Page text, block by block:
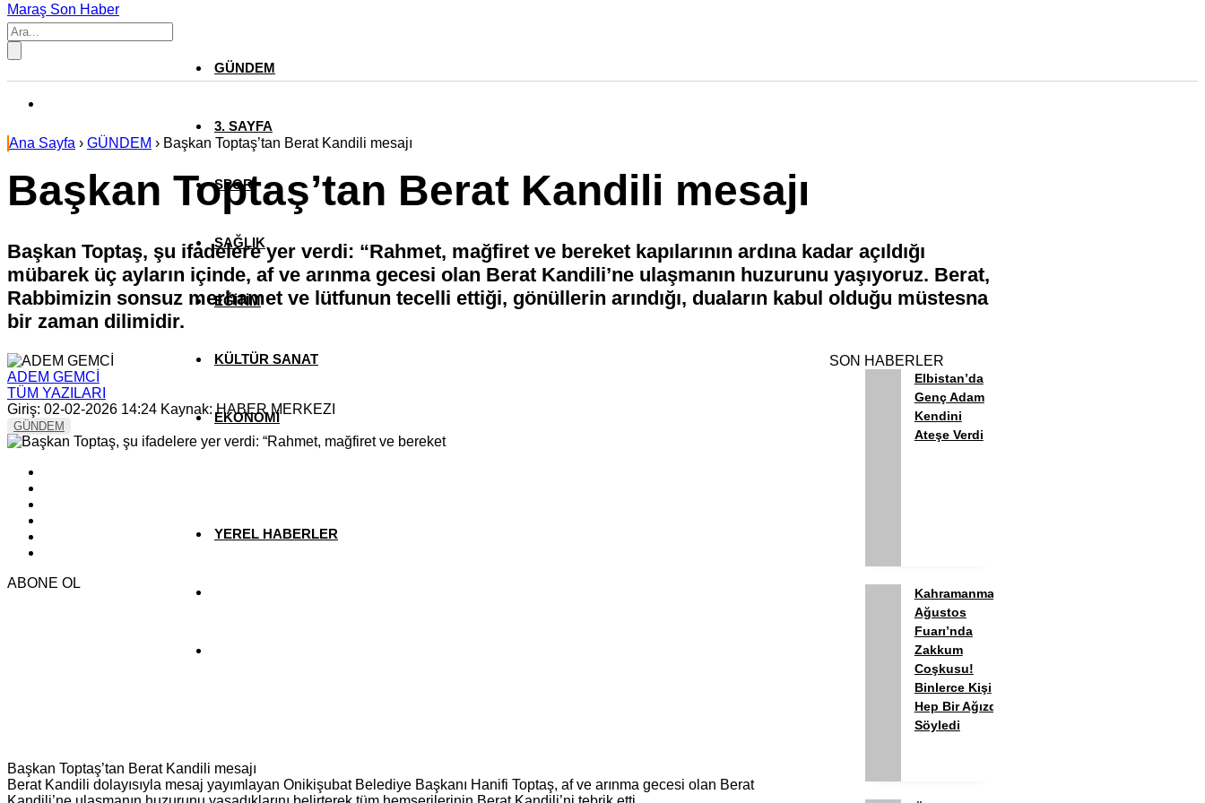
Maraş Son Haber
GÜNDEM
3. SAYFA
SPOR
SAĞLIK
EĞİTİM
KÜLTÜR SANAT
EKONOMİ
YEREL HABERLER
Ana Sayfa › GÜNDEM › Başkan Toptaş’tan Berat Kandili mesajı
Başkan Toptaş’tan Berat Kandili mesajı
Başkan Toptaş, şu ifadelere yer verdi: “Rahmet, mağfiret ve bereket kapılarının ardına kadar açıldığı
mübarek üç ayların içinde, af ve arınma gecesi olan Berat Kandili’ne ulaşmanın huzurunu yaşıyoruz. Berat,
Rabbimizin sonsuz merhamet ve lütfunun tecelli ettiği, gönüllerin arındığı, duaların kabul olduğu müstesna
bir zaman dilimidir.
ADEM GEMCİ
TÜM YAZILARI
Giriş: 02-02-2026 14:24 Kaynak: HABER MERKEZI
GÜNDEM
ABONE OL
Başkan Toptaş’tan Berat Kandili mesajı
Berat Kandili dolayısıyla mesaj yayımlayan Onikişubat Belediye Başkanı Hanifi Toptaş, af ve arınma gecesi olan Berat
SON HABERLER
Elbistan’da
Genç Adam
Kendini
Ateşe Verdi
Kahramanmaraş
Ağustos
Fuarı’nda
Zakkum
Coşkusu!
Binlerce Kişi
Hep Bir Ağızdan
Söyledi